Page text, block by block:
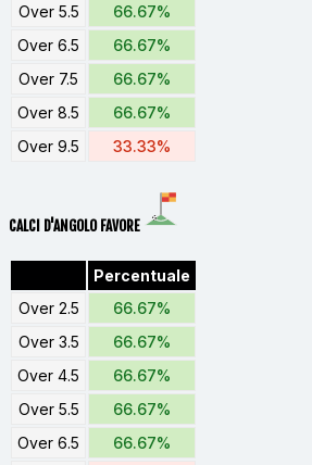
Over 5.5
66.67%
Over 6.5
66.67%
Over 7.5
66.67%
Over 8.5
66.67%
Over 9.5
33.33%
CALCI D'ANGOLO FAVORE
Percentuale
Over 2.5
66.67%
Over 3.5
66.67%
Over 4.5
66.67%
Over 5.5
66.67%
Over 6.5
66.67%